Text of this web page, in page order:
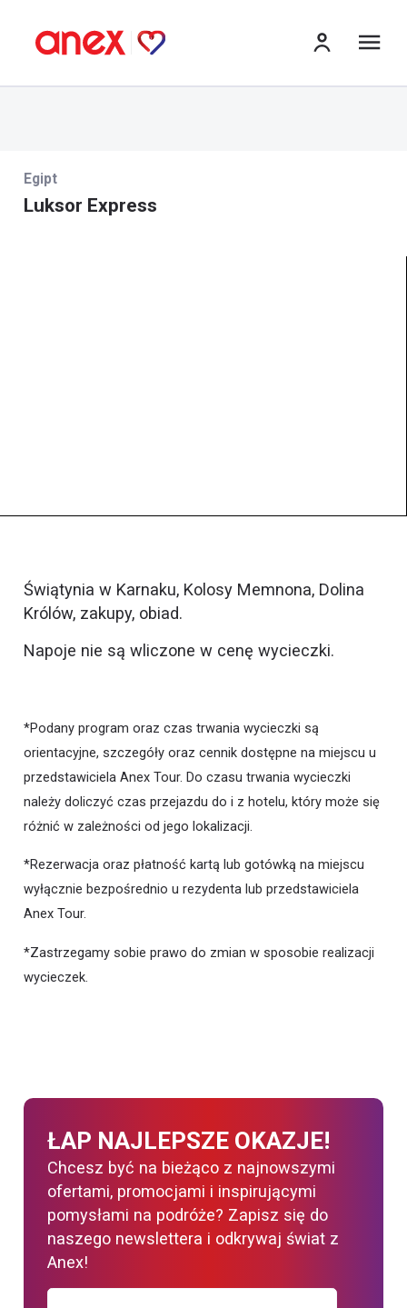
Egipt
Luksor Express
Świątynia w Karnaku, Kolosy Memnona, Dolina
Królów, zakupy, obiad.
Napoje nie są wliczone w cenę wycieczki.
*Podany program oraz czas trwania wycieczki są
orientacyjne, szczegóły oraz cennik dostępne na miejscu u
przedstawiciela Anex Tour. Do czasu trwania wycieczki
należy doliczyć czas przejazdu do i z hotelu, który może się
różnić w zależności od jego lokalizacji.
*Rezerwacja oraz płatność kartą lub gotówką na miejscu
wyłącznie bezpośrednio u rezydenta lub przedstawiciela
Anex Tour.
*Zastrzegamy sobie prawo do zmian w sposobie realizacji
wycieczek.
ŁAP NAJLEPSZE OKAZJE!
Chcesz być na bieżąco z najnowszymi
ofertami, promocjami i inspirującymi
pomysłami na podróże? Zapisz się do
naszego newslettera i odkrywaj świat z
Anex!